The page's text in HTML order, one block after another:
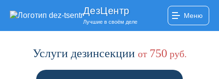
ДезЦентр
Лучшие в своём деле
Меню
Услуги дезинсекции от 750 руб.